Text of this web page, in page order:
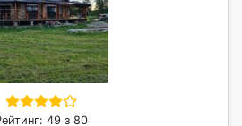
49 з 80